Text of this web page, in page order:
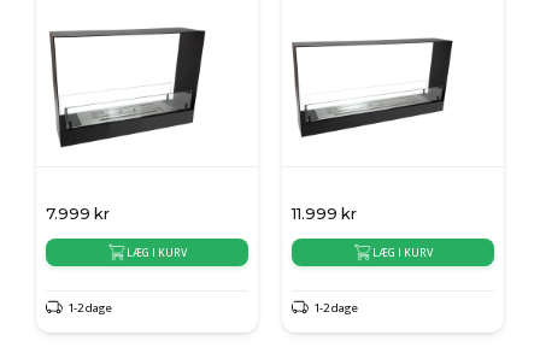
7.999 kr
LÆG I KURV
1-2 dage
11.999 kr
LÆG I KURV
1-2 dage